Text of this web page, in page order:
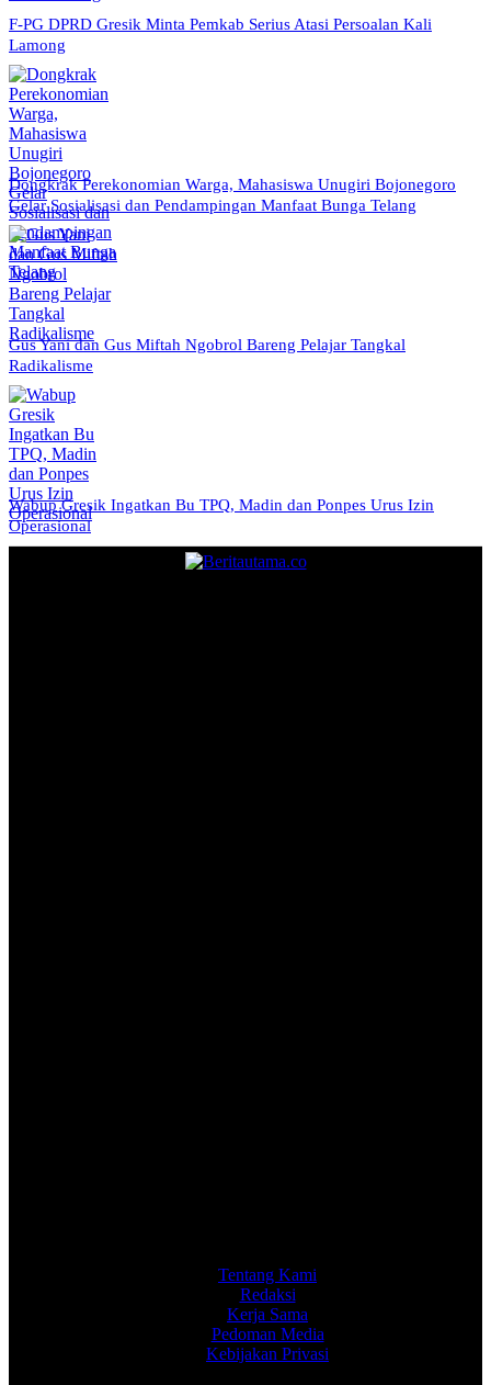
F-PG DPRD Gresik Minta Pemkab Serius Atasi Persoalan Kali
Lamong
Dongkrak Perekonomian Warga, Mahasiswa Unugiri Bojonegoro
Gelar Sosialisasi dan Pendampingan Manfaat Bunga Telang
Gus Yani dan Gus Miftah Ngobrol Bareng Pelajar Tangkal
Radikalisme
Wabup Gresik Ingatkan Bu TPQ, Madin dan Ponpes Urus Izin
Operasional
Tentang Kami
Redaksi
Kerja Sama
Pedoman Media
Kebijakan Privasi